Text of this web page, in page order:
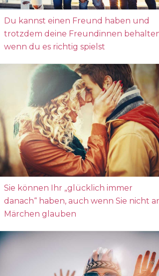
Du kannst einen Freund haben und
trotzdem deine Freundinnen
wenn du es richtig spielst
Sie können Ihr „glücklich immer
danach“ haben, auch wenn Sie nicht
Märchen glauben